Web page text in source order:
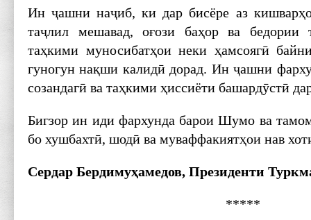
Ин ҷашни наҷиб, ки дар бисёре аз
таҷлил мешавад, оғози баҳор ва бедории
таҳкими муносибатҳои неки ҳамсоягӣ
гуногун нақши калидӣ дорад. Ин ҷашни
созандагӣ ва таҳкими ҳиссиёти башардӯстӣ
Бигзор ин иди фархунда барои Шумо ва
бо хушбахтӣ, шодӣ ва муваффакиятҳои нав
Сердар Бердимуҳамедов, Президенти
*****